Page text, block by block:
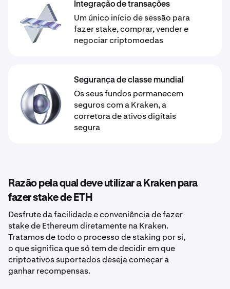
Integração de transações
Um único início de sessão para
fazer stake, comprar, vender e
negociar criptomoedas
Segurança de classe mundial
Os seus fundos permanecem
seguros com a Kraken, a
corretora de ativos digitais
segura
Razão pela qual deve utilizar a Kraken para
fazer stake de ETH
Desfrute da facilidade e conveniência de fazer
stake de Ethereum diretamente na Kraken.
Tratamos de todo o processo de staking por si,
o que significa que só tem de decidir em que
criptoativos suportados deseja começar a
ganhar recompensas.